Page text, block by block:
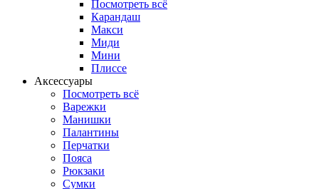
Посмотреть всё
Карандаш
Макси
Миди
Мини
Плиссе
Аксессуары
Посмотреть всё
Варежки
Манишки
Палантины
Перчатки
Пояса
Рюкзаки
Сумки